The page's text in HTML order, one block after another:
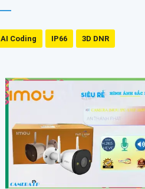
AI Coding IP66 3D DNR